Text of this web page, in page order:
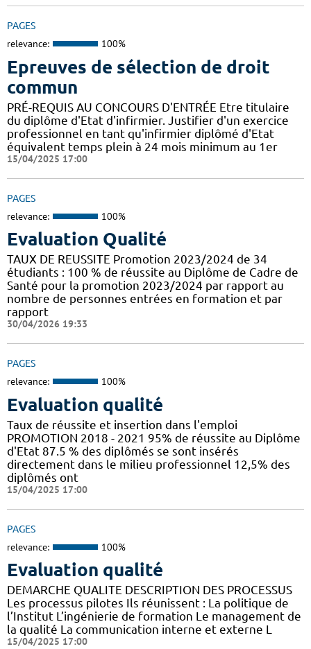
PAGES
relevance: 100%
Epreuves de sélection de droit
commun
PRÉ-REQUIS AU CONCOURS D'ENTRÉE Etre titulaire
du diplôme d'Etat d'infirmier. Justifier d'un exercice
professionnel en tant qu'infirmier diplômé d'Etat
équivalent temps plein à 24 mois minimum au 1er
15/04/2025 17:00
PAGES
relevance: 100%
Evaluation Qualité
TAUX DE REUSSITE Promotion 2023/2024 de 34
étudiants : 100 % de réussite au Diplôme de Cadre de
Santé pour la promotion 2023/2024 par rapport au
nombre de personnes entrées en formation et par
rapport
30/04/2026 19:33
PAGES
relevance: 100%
Evaluation qualité
Taux de réussite et insertion dans l'emploi
PROMOTION 2018 - 2021 95% de réussite au Diplôme
d'Etat 87.5 % des diplômés se sont insérés
directement dans le milieu professionnel 12,5% des
diplômés ont
15/04/2025 17:00
PAGES
relevance: 100%
Evaluation qualité
DEMARCHE QUALITE DESCRIPTION DES PROCESSUS
Les processus pilotes Ils réunissent : La politique de
l’Institut L’ingénierie de formation Le management de
la qualité La communication interne et externe L
15/04/2025 17:00